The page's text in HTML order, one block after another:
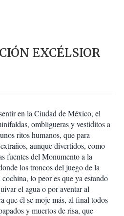
EXCÉLSIOR
en la Ciudad de México, el
ombligueras y vestiditos a
ritos humanos, que para
aunque divertidos, como
fuentes del Monumento a la
los troncos del juego de la
lo peor es que ya estando
el agua o por aventar al
que él se moje más, al final todos
y muertos de risa, que